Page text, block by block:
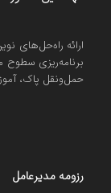
ارائه راه‌حل‌های
برنامه‌ریزی
حمل‌ونقل پاک،
رزومه مدیرعامل